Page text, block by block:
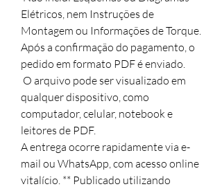
Elétricos, nem Instruções de
Montagem ou Informações de Torque.
Após a confirmação do pagamento, o
pedido em formato PDF é enviado.
O arquivo pode ser visualizado em
qualquer dispositivo, como
computador, celular, notebook e
leitores de PDF.
A entrega ocorre rapidamente via e-
mail ou WhatsApp, com acesso online
vitalício. ** Publicado utilizando